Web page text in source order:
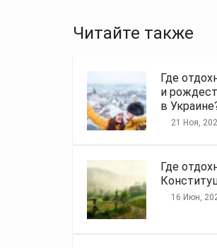
Читайте также
Где
и
в
21 Ноя,
Где
16 Июн,